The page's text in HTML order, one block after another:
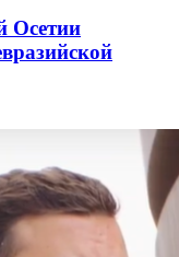
Осетии